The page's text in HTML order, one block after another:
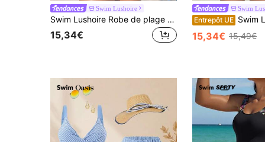
Swim Lushoire
Swim Lushoire Robe de plage pour femmes 2026 SS, jupe de maillot de bain pour dames, tenue de vacances de plage imprimée fleurie bohème, maillot de bain romantique avec nœud papillon élégant, multicolore, marron, kaki, doré, maillot de bain une pièce, sexy, naturel, nomade, cowgirl occidentale, coucher de soleil californien, nouvelle mode printemps-été 2026, Nouvel An, Saint-Valentin, rentrée scolaire, saison des voyages, convient pour la plage, le thé de l'après-midi, les fêtes, le port quotidien, les loisirs, les sports de plein air, tenue à la mode
15,34€
Swim
Entrepôt UE Swim Lushoire Robe de maillot de bain femme
15,34€ 15,49€